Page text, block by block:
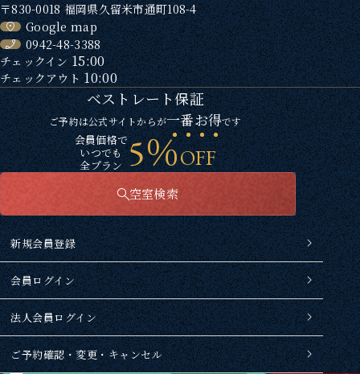
〒830-0018 福岡県久留米市通町108-4
Google map
0942-48-3388
チェックイン15:00
チェックアウト10:00
ベストレート保証
ご予約は公式サイトからが一番お得です
会員価格で
いつでも
全プラン 5％OFF
空室検索
新規会員登録
会員ログイン
法人会員ログイン
ご予約確認・変更・キャンセル